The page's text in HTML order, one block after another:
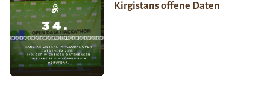
Kirgistans offene Daten